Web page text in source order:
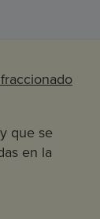
que se
en la